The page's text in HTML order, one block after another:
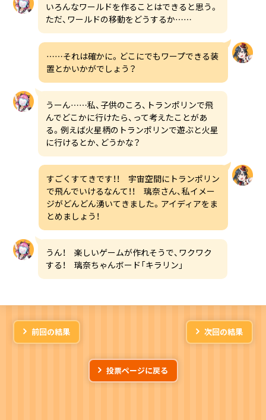
いろんなワールドを作ることはできると思う。
ただ、ワールドの移動をどうするか……
……それは確かに。どこにでもワープできる装
置とかいかがでしょう？
うーん……私、子供のころ、トランポリンで飛
んでどこかに行けたら、って考えたことがあ
る。例えば火星柄のトランポリンで遊ぶと火星
に行けるとか、どうかな？
すごくすてきです！！ 宇宙空間にトランポリン
で飛んでいけるなんて！！ 璃奈さん、私イメー
ジがどんどん湧いてきました。アイディアをま
とめましょう！
うん！ 楽しいゲームが作れそうで、ワクワク
する！ 璃奈ちゃんボード「キラリン」
前回の結果 次回の結果
投票ページに戻る